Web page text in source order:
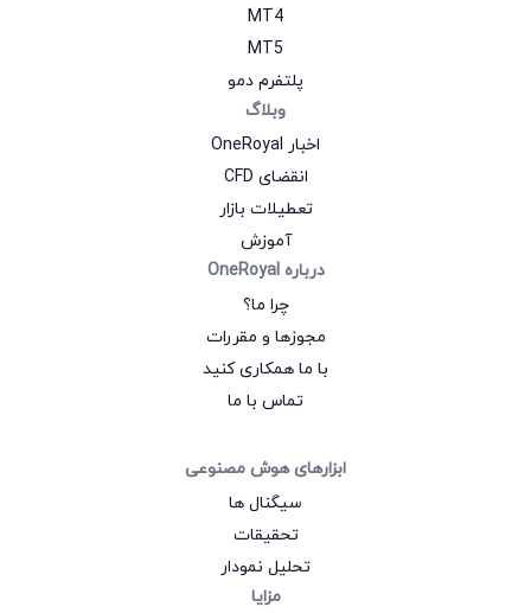
MT4
MT5
پلتفرم دمو
وبلاگ
اخبار OneRoyal
انقضای CFD
تعطیلات بازار
آموزش
درباره OneRoyal
چرا ما؟
مجوزها و مقررات
با ما همکاری کنید
تماس با ما
ابزارهای هوش مصنوعی
سیگنال‌ ها
تحقیقات
تحلیل نمودار
مزایا